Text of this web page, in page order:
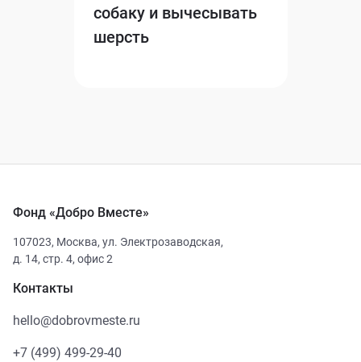
собаку и вычесывать
шерсть
Фонд «Добро Вместе»
107023, Москва, ул. Электрозаводская,
д. 14, стр. 4, офис 2
Контакты
hello@dobrovmeste.ru
+7 (499) 499-29-40